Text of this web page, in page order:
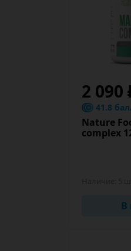
2 090
41.8
Nature
complex
В